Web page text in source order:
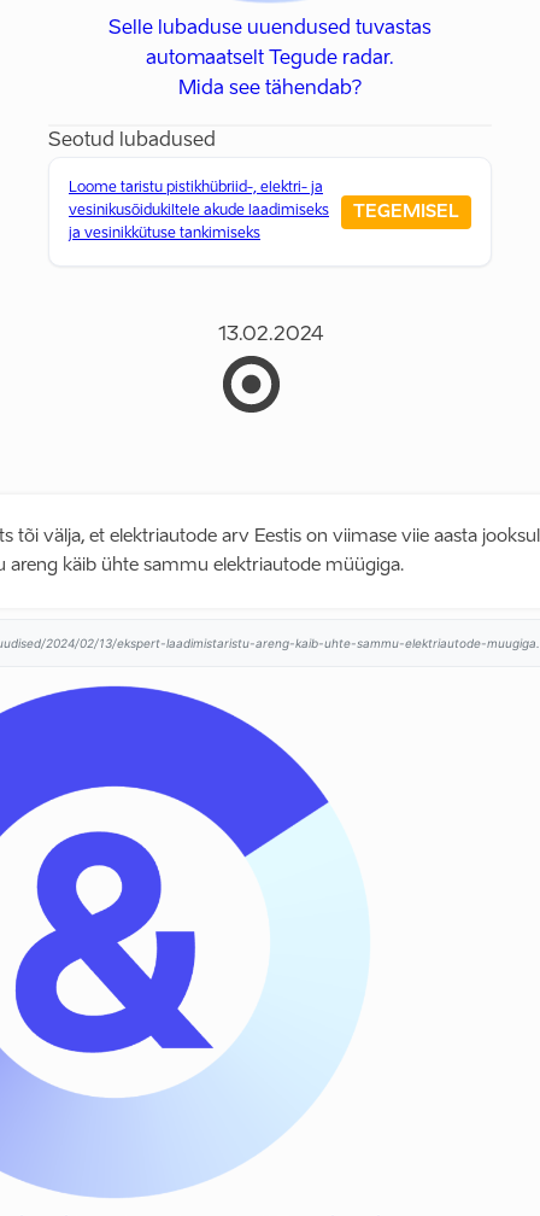
Selle lubaduse uuendused tuvastas
automaatselt Tegude radar.
Mida see tähendab?
Seotud lubadused
Loome taristu pistikhübriid-, elektri- ja
vesinikusõidukiltele akude laadimiseks
ja vesinikkütuse tankimiseks
TEGEMISEL
13.02.2024
tõi välja, et elektriautode arv Eestis on viimase viie aasta
areng käib ühte sammu elektriautode müügiga.
2024/02/13/ekspert-laadimistaristu-areng-kaib-uhte-sammu-elektriautode-